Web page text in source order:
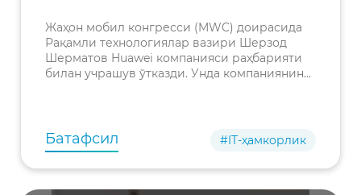
истиқболлари
муҳокама қилинди
Жаҳон мобил конгресси (MWC) доирасида
Рақамли технологиялар вазири Шерзод
Шерматов Huawei компанияси раҳбарияти
билан учрашув ўтказди. Унда компаниянинг
Батафсил #IT-ҳамкорлик